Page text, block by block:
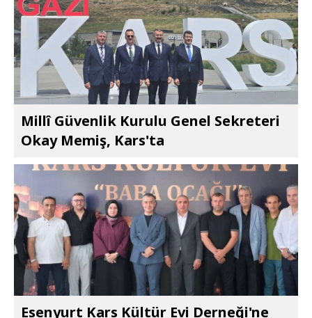
Millî Güvenlik Kurulu Genel Sekreteri
Okay Memiş, Kars'ta
Esenyurt Kars Kültür Evi Derneği'ne